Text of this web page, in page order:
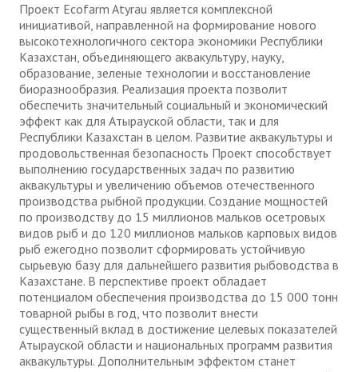
Проект Ecofarm Atyrau является комплексной
инициативой, направленной на формирование нового
высокотехнологичного сектора экономики Республики
Казахстан, объединяющего аквакультуру, науку,
образование, зеленые технологии и восстановление
биоразнообразия. Реализация проекта позволит
обеспечить значительный социальный и экономический
эффект как для Атырауской области, так и для
Республики Казахстан в целом. Развитие аквакультуры и
продовольственная безопасность Проект способствует
выполнению государственных задач по развитию
аквакультуры и увеличению объемов отечественного
производства рыбной продукции. Создание мощностей
по производству до 15 миллионов мальков осетровых
видов рыб и до 120 миллионов мальков карповых видов
рыб ежегодно позволит сформировать устойчивую
сырьевую базу для дальнейшего развития рыбоводства в
Казахстане. В перспективе проект обладает
потенциалом обеспечения производства до 15 000 тонн
товарной рыбы в год, что позволит внести
существенный вклад в достижение целевых показателей
Атырауской области и национальных программ развития
аквакультуры. Дополнительным эффектом станет